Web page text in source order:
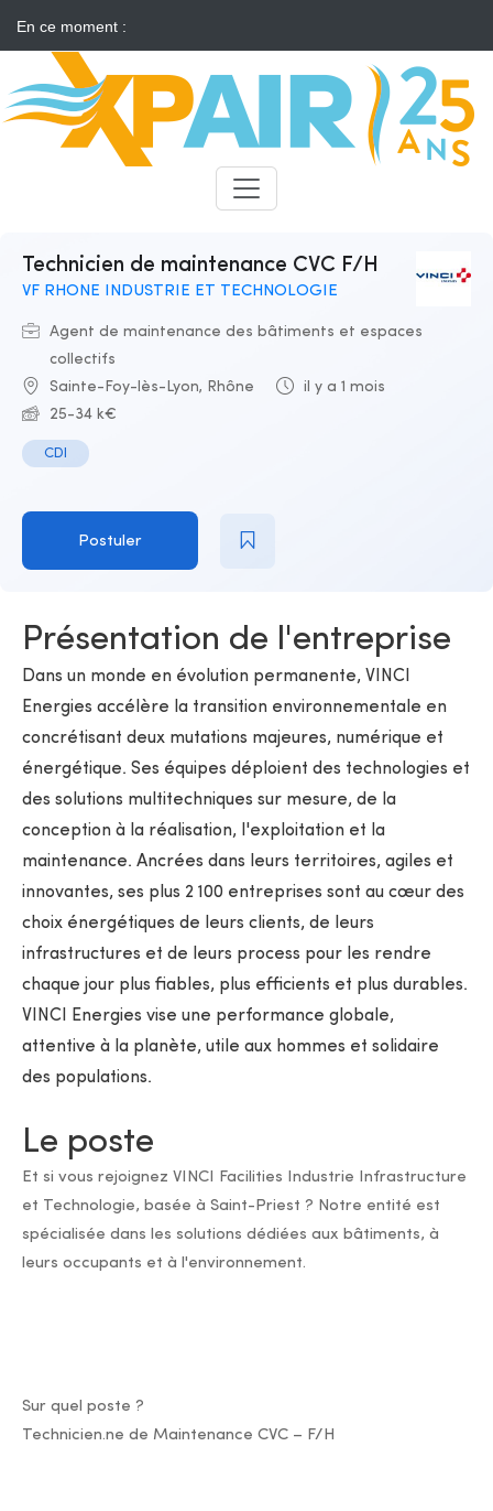
En ce moment :
Solaire : des développeurs s'insurgent contre l'annonce d'appels
d'offres "neutres"
Recruteurs
Technicien de maintenance CVC F/H
VF RHONE INDUSTRIE ET TECHNOLOGIE
Agent de maintenance des bâtiments et espaces
collectifs
Sainte-Foy-lès-Lyon, Rhône
il y a 1 mois
25-34 k€
CDI
Postuler
Présentation de l'entreprise
Dans un monde en évolution permanente, VINCI
Energies accélère la transition environnementale en
concrétisant deux mutations majeures, numérique et
énergétique. Ses équipes déploient des technologies et
des solutions multitechniques sur mesure, de la
conception à la réalisation, l'exploitation et la
maintenance. Ancrées dans leurs territoires, agiles et
innovantes, ses plus 2 100 entreprises sont au cœur des
choix énergétiques de leurs clients, de leurs
infrastructures et de leurs process pour les rendre
chaque jour plus fiables, plus efficients et plus durables.
VINCI Energies vise une performance globale,
attentive à la planète, utile aux hommes et solidaire
des populations.
Le poste
Et si vous rejoignez VINCI Facilities Industrie Infrastructure
et Technologie, basée à Saint-Priest ? Notre entité est
spécialisée dans les solutions dédiées aux bâtiments, à
leurs occupants et à l'environnement.
Sur quel poste ?
Technicien.ne de Maintenance CVC – F/H